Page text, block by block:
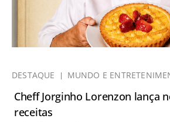
DESTAQUE MUNDO E
Cheff Jorginho Lorenzon lança
receitas